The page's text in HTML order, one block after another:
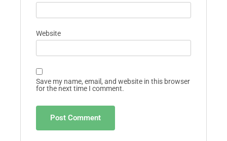
Website
Save my name, email, and website in this browser
for the next time I comment.